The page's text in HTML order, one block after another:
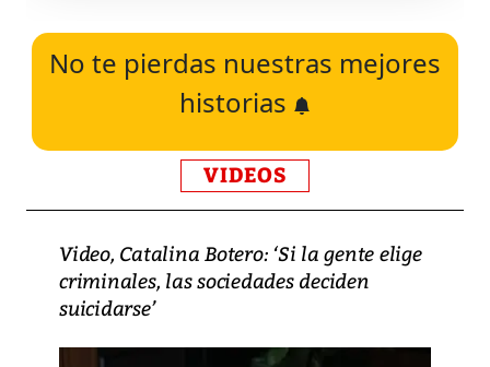
No te pierdas nuestras mejores
historias
VIDEOS
Video, Catalina Botero: ‘Si la gente elige
criminales, las sociedades deciden
suicidarse’